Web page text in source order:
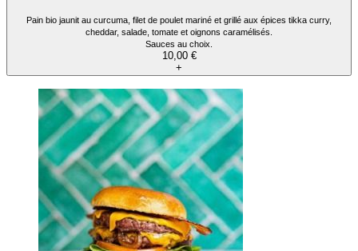
Pain bio jaunit au curcuma, filet de poulet mariné et grillé aux épices tikka curry,
cheddar, salade, tomate et oignons caramélisés.
Sauces au choix.
10,00 €
+